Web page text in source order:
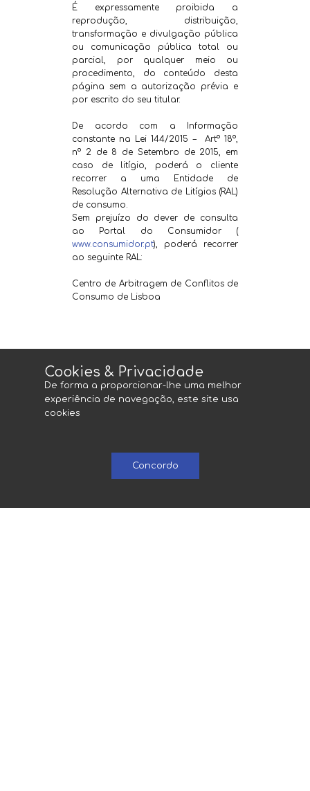
É expressamente proibida a
reprodução, distribuição,
transformação e divulgação pública
ou comunicação pública total ou
parcial, por qualquer meio ou
procedimento, do conteúdo desta
página sem a autorização prévia e
por escrito do seu titular.
De acordo com a Informação
constante na Lei 144/2015 – Artº 18º,
nº 2 de 8 de Setembro de 2015, em
caso de litígio, poderá o cliente
recorrer a uma Entidade de
Resolução Alternativa de Litígios (RAL)
de consumo.
Sem prejuízo do dever de consulta
ao Portal do Consumidor (
www.consumidor.pt), poderá recorrer
ao seguinte RAL:
Centro de Arbitragem de Conflitos de
Consumo de Lisboa
Houve algo que não correu como
esperava, e pretende efectuar
uma reclamação?
uma solução para a questão.
Cookies & Privacidade
De forma a proporcionar-lhe uma melhor
experiência de navegação, este site usa
cookies
Concordo